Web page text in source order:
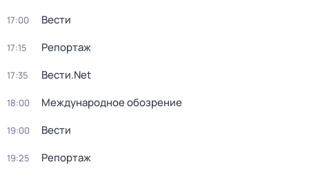
17:00 Вести
17:15 Репортаж
17:35 Вести.Net
18:00 Международное обозрение
19:00 Вести
19:25 Репортаж